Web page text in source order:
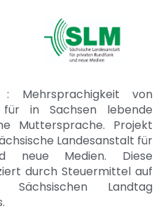
: Mehrsprachigkeit von
für in Sachsen lebende
Muttersprache. Projekt
Landesanstalt für
neue Medien. Diese
durch Steuermittel auf
Landtag